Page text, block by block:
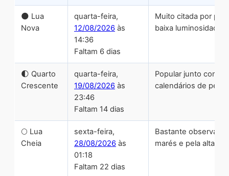
🌑 Lua
Nova
quarta-feira,
12/08/2026 às
14:36
Faltam 6 dias
Muito citada por
baixa luminosidade
🌓 Quarto
Crescente
quarta-feira,
19/08/2026 às
23:46
Faltam 14 dias
Popular junto com a
calendários de
🌕 Lua
Cheia
sexta-feira,
28/08/2026 às
01:18
Faltam 22 dias
Bastante observada
marés e pela alta